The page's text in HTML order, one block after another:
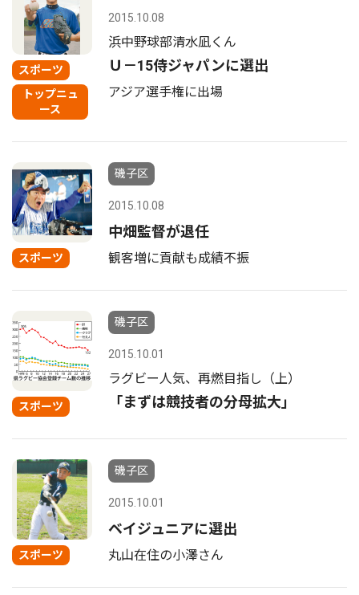
スポーツ
トップニュ
ース
2015.10.08
浜中野球部清水凪くん
Ｕ－15侍ジャパンに選出
アジア選手権に出場
スポーツ
磯子区
2015.10.08
中畑監督が退任
観客増に貢献も成績不振
スポーツ
磯子区
2015.10.01
ラグビー人気、再燃目指し（上）
「まずは競技者の分母拡大」
スポーツ
磯子区
2015.10.01
ベイジュニアに選出
丸山在住の小澤さん